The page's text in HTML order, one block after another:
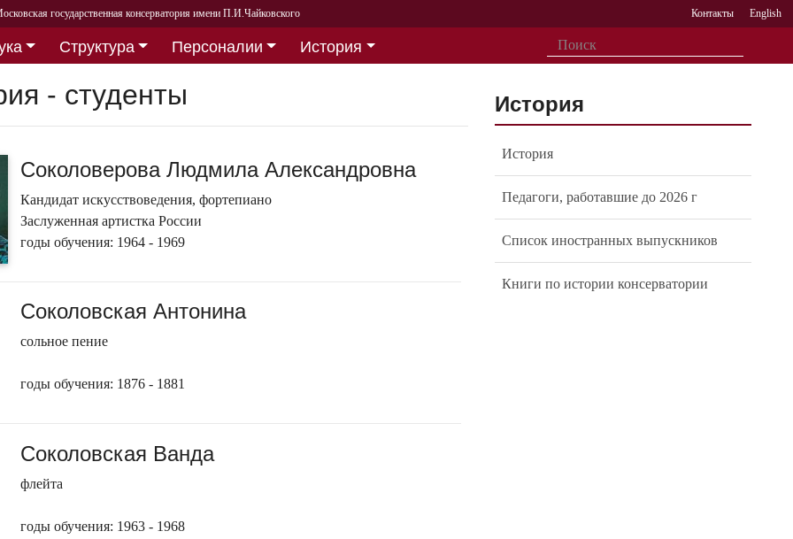
государственная консерватория имени П.И.Чайковского Контакты English
Структура Персоналии
История
- студенты
Соколоверова Людмила Александровна
Кандидат искусствоведения, фортепиано
Заслуженная артистка России
годы обучения: 1964 - 1969
Соколовская Антонина
сольное пение
годы обучения: 1876 - 1881
Соколовская Ванда
флейта
годы обучения: 1963 - 1968
История
История
Педагоги, работавшие до 2026 г
Список иностранных выпускников
Книги по истории консерватории